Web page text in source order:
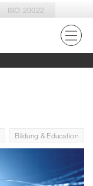
ISO 20022
Bildung & Education